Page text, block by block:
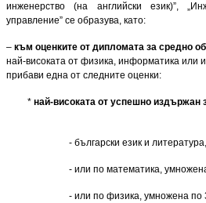
инженерство (на английски език)”,
управление” се образува, като:
– към оценките от дипломата за средно
най-високата от физика, информатика или
прибави една от следните оценки:
* най-високата от успешно издържан
- български език и
- или по математика,
- или по физика, умножена по